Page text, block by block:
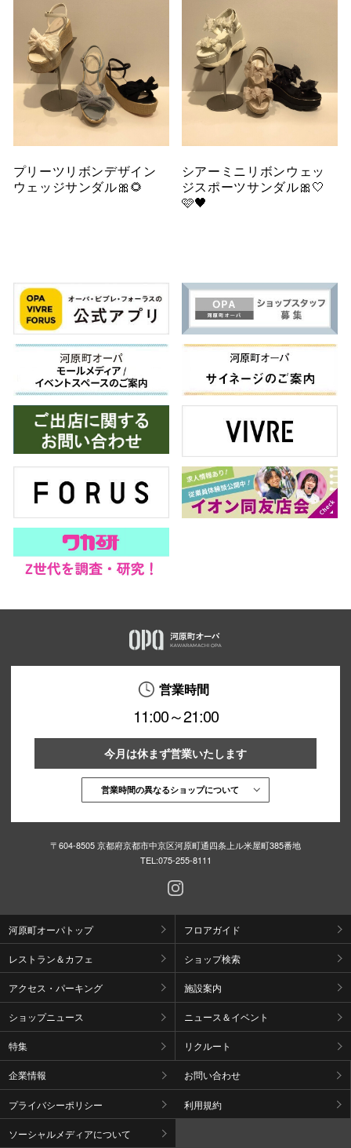
プリーツリボンデザイン
ウェッジサンダル🎀🌻
シアーミニリボンウェッ
ジスポーツサンダル🎀🤍
🩷🖤
営業時間
11:00～21:00
今月は休まず営業いたします
営業時間の異なるショップについて
〒604-8505 京都府京都市中京区河原町通四条上ル米屋町385番地
TEL:075-255-8111
河原町オーパトップ フロアガイド
レストラン＆カフェ ショップ検索
アクセス・パーキング 施設案内
ショップニュース ニュース＆イベント
特集 リクルート
企業情報 お問い合わせ
プライバシーポリシー 利用規約
ソーシャルメディアについて